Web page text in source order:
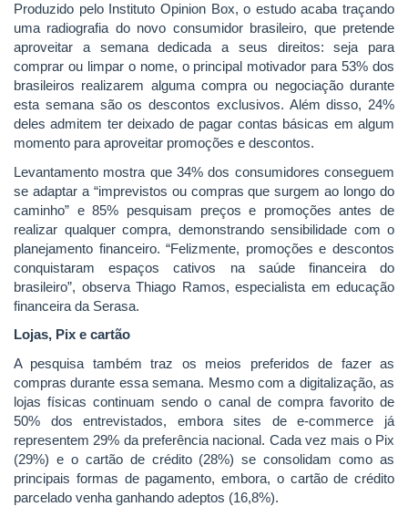
Produzido pelo Instituto Opinion Box, o estudo acaba traçando
uma radiografia do novo consumidor brasileiro, que pretende
aproveitar a semana dedicada a seus direitos: seja para
comprar ou limpar o nome, o principal motivador para 53% dos
brasileiros realizarem alguma compra ou negociação durante
esta semana são os descontos exclusivos. Além disso, 24%
deles admitem ter deixado de pagar contas básicas em algum
momento para aproveitar promoções e descontos.
Levantamento mostra que 34% dos consumidores conseguem
se adaptar a “imprevistos ou compras que surgem ao longo do
caminho” e 85% pesquisam preços e promoções antes de
realizar qualquer compra, demonstrando sensibilidade com o
planejamento financeiro. “Felizmente, promoções e descontos
conquistaram espaços cativos na saúde financeira do
brasileiro”, observa Thiago Ramos, especialista em educação
financeira da Serasa.
Lojas, Pix e cartão
A pesquisa também traz os meios preferidos de fazer as
compras durante essa semana. Mesmo com a digitalização, as
lojas físicas continuam sendo o canal de compra favorito de
50% dos entrevistados, embora sites de e-commerce já
representem 29% da preferência nacional. Cada vez mais o Pix
(29%) e o cartão de crédito (28%) se consolidam como as
principais formas de pagamento, embora, o cartão de crédito
parcelado venha ganhando adeptos (16,8%).